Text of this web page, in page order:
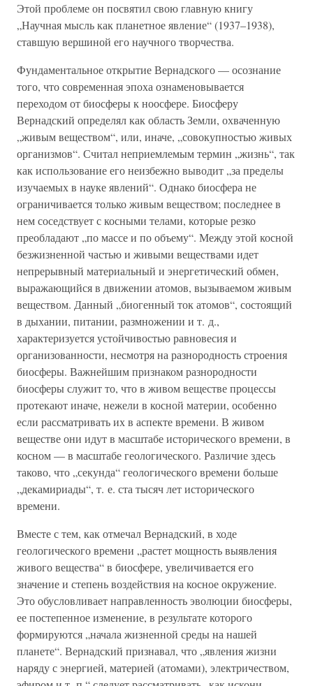
Этой проблеме он посвятил свою главную книгу
„Научная мысль как планетное явление“ (1937–1938),
ставшую вершиной его научного творчества.
Фундаментальное открытие Вернадского — осознание
того, что современная эпоха ознаменовывается
переходом от биосферы к ноосфере. Биосферу
Вернадский определял как область Земли, охваченную
„живым веществом“, или, иначе, „совокупностью живых
организмов“. Считал неприемлемым термин „жизнь“, так
как использование его неизбежно выводит „за пределы
изучаемых в науке явлений“. Однако биосфера не
ограничивается только живым веществом; последнее в
нем соседствует с косными телами, которые резко
преобладают „по массе и по объему“. Между этой косной
безжизненной частью и живыми веществами идет
непрерывный материальный и энергетический обмен,
выражающийся в движении атомов, вызываемом живым
веществом. Данный „биогенный ток атомов“, состоящий
в дыхании, питании, размножении и т. д.,
характеризуется устойчивостью равновесия и
организованности, несмотря на разнородность строения
биосферы. Важнейшим признаком разнородности
биосферы служит то, что в живом веществе процессы
протекают иначе, нежели в косной материи, особенно
если рассматривать их в аспекте времени. В живом
веществе они идут в масштабе исторического времени, в
косном — в масштабе геологического. Различие здесь
таково, что „секунда“ геологического времени больше
„декамириады“, т. е. ста тысяч лет исторического
времени.
Вместе с тем, как отмечал Вернадский, в ходе
геологического времени „растет мощность выявления
живого вещества“ в биосфере, увеличивается его
значение и степень воздействия на косное окружение.
Это обусловливает направленность эволюции биосферы,
ее постепенное изменение, в результате которого
формируются „начала жизненной среды на нашей
планете“. Вернадский признавал, что „явления жизни
наряду с энергией, материей (атомами), электричеством,